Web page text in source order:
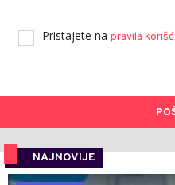
Pristajete na pravila
NAJNOVIJE